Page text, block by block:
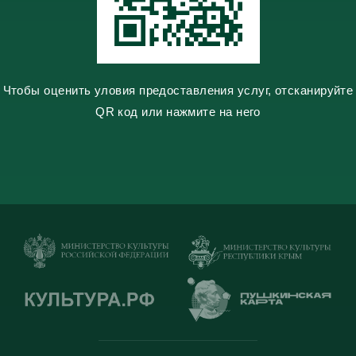
i
Чтобы оценить уловия предоставления услуг, отсканируйте
QR код или нажмите на него